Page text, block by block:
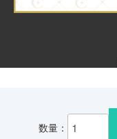
数量：